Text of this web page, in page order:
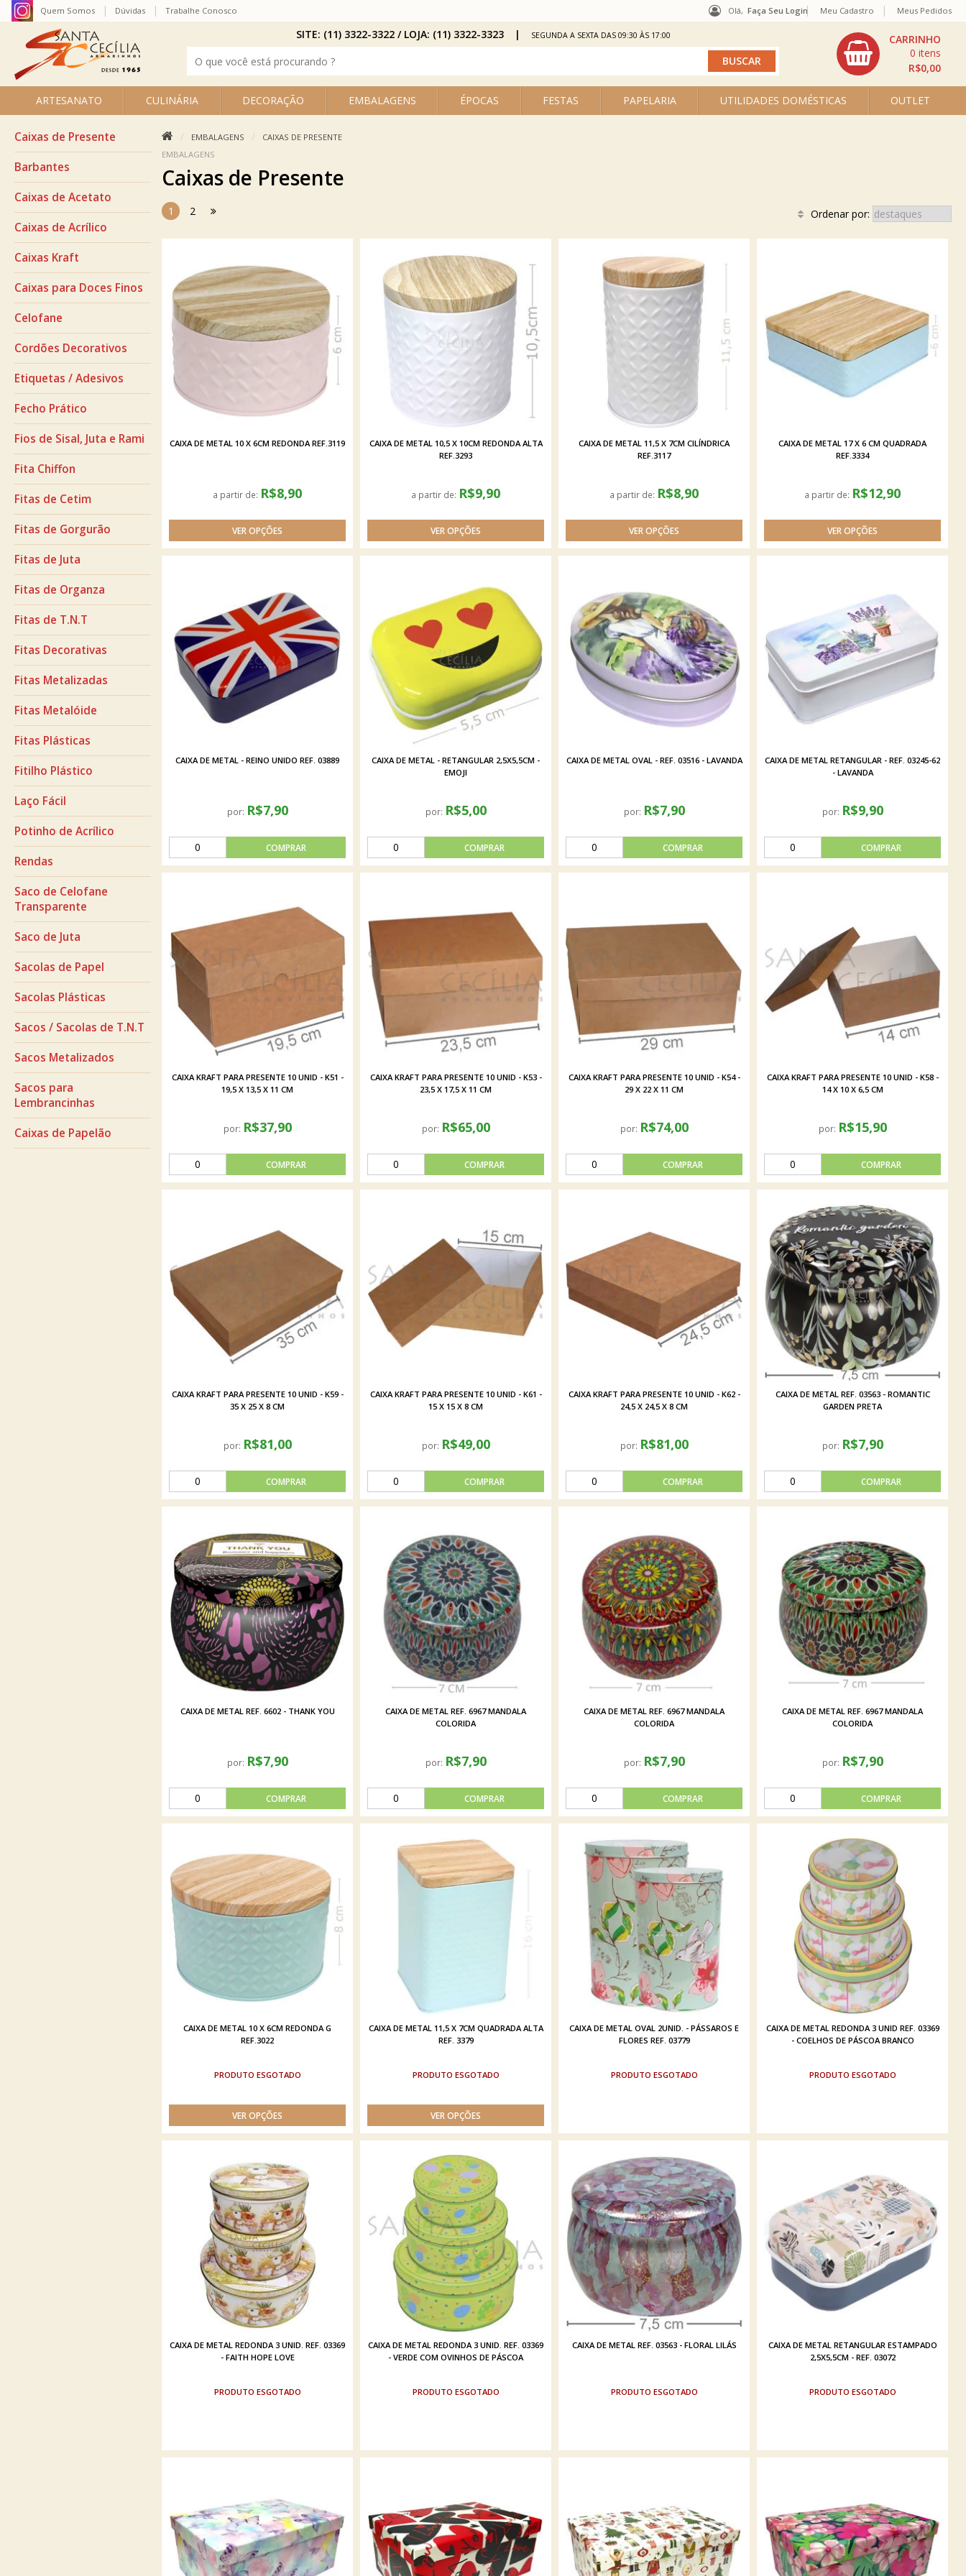
Olá, Faça Seu Login
ARTESANATO CULINÁRIA DECORAÇÃO EMBALAGENS ÉPOCAS FESTAS PAPELARIA UTILIDADES DOMÉSTICAS OUTLET
R$0,00
0
Quem Somos Dúvidas Trabalhe Conosco Meu Cadastro Meus Pedidos
SITE: (11) 3322-3322 / LOJA: (11) 3322-3323 SEGUNDA A SEXTA DAS 09:30 ÀS 17:00
Caixas de Presente
Barbantes
Caixas de Acetato
Caixas de Acrílico
Caixas Kraft
Caixas para Doces Finos
Celofane
Cordões Decorativos
Etiquetas / Adesivos
Fecho Prático
Fios de Sisal, Juta e Rami
Fita Chiffon
Fitas de Cetim
Fitas de Gorgurão
Fitas de Juta
Fitas de Organza
Fitas de T.N.T
Fitas Decorativas
Fitas Metalizadas
Fitas Metalóide
Fitas Plásticas
Fitilho Plástico
Laço Fácil
Potinho de Acrílico
Rendas
Saco de Celofane
Transparente
Saco de Juta
Sacolas de Papel
Sacolas Plásticas
Sacos / Sacolas de T.N.T
Sacos Metalizados
Sacos para
Lembrancinhas
Caixas de Papelão
EMBALAGENS
CAIXAS DE PRESENTE
EMBALAGENS
Caixas de Presente
Ordenar por:
1 2
CAIXA DE METAL 10 X 6CM REDONDA REF.3119
a partir de: R$8,90
CAIXA DE METAL 10,5 X 10CM REDONDA ALTA
REF.3293
a partir de: R$9,90
CAIXA DE METAL 11,5 X 7CM CILÍNDRICA
REF.3117
a partir de: R$8,90
CAIXA DE METAL 17 X 6 CM QUADRADA
REF.3334
a partir de: R$12,90
CAIXA DE METAL - REINO UNIDO REF. 03889
por: R$7,90
CAIXA DE METAL - RETANGULAR 2,5X5,5CM -
EMOJI
por: R$5,00
CAIXA DE METAL OVAL - REF. 03516 - LAVANDA
por: R$7,90
CAIXA DE METAL RETANGULAR - REF. 03245-62
- LAVANDA
por: R$9,90
CAIXA KRAFT PARA PRESENTE 10 UNID - K51 -
19,5 X 13,5 X 11 CM
por: R$37,90
CAIXA KRAFT PARA PRESENTE 10 UNID - K53 -
23,5 X 17,5 X 11 CM
por: R$65,00
CAIXA KRAFT PARA PRESENTE 10 UNID - K54 -
29 X 22 X 11 CM
por: R$74,00
CAIXA KRAFT PARA PRESENTE 10 UNID - K58 -
14 X 10 X 6,5 CM
por: R$15,90
CAIXA KRAFT PARA PRESENTE 10 UNID - K59 -
35 X 25 X 8 CM
por: R$81,00
CAIXA KRAFT PARA PRESENTE 10 UNID - K61 -
15 X 15 X 8 CM
por: R$49,00
CAIXA KRAFT PARA PRESENTE 10 UNID - K62 -
24,5 X 24,5 X 8 CM
por: R$81,00
CAIXA DE METAL REF. 03563 - ROMANTIC
GARDEN PRETA
por: R$7,90
CAIXA DE METAL REF. 6602 - THANK YOU
por: R$7,90
CAIXA DE METAL REF. 6967 MANDALA
COLORIDA
por: R$7,90
CAIXA DE METAL REF. 6967 MANDALA
COLORIDA
por: R$7,90
CAIXA DE METAL REF. 6967 MANDALA
COLORIDA
por: R$7,90
CAIXA DE METAL 10 X 6CM REDONDA G
REF.3022
ESGOTADO
CAIXA DE METAL 11,5 X 7CM QUADRADA ALTA
REF. 3379
ESGOTADO
CAIXA DE METAL OVAL 2UNID. - PÁSSAROS E
FLORES REF. 03779
ESGOTADO
CAIXA DE METAL REDONDA 3 UNID REF. 03369
- COELHOS DE PÁSCOA BRANCO
ESGOTADO
CAIXA DE METAL REDONDA 3 UNID. REF. 03369
- FAITH HOPE LOVE
ESGOTADO
CAIXA DE METAL REDONDA 3 UNID. REF. 03369
- VERDE COM OVINHOS DE PÁSCOA
ESGOTADO
CAIXA DE METAL REF. 03563 - FLORAL LILÁS
ESGOTADO
CAIXA DE METAL RETANGULAR ESTAMPADO
2,5X5,5CM - REF. 03072
ESGOTADO